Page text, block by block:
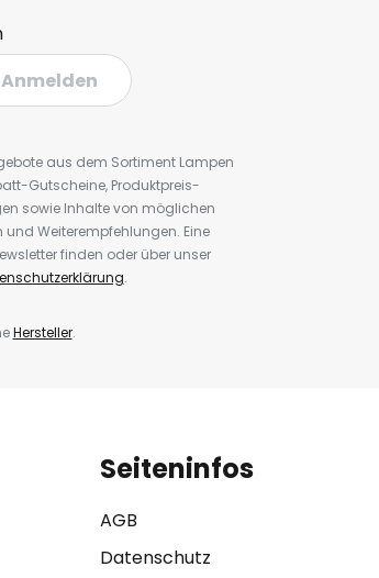
Anmelden
aus dem Sortiment Lampen
Gutscheine, Produktpreis-
sowie Inhalte von möglichen
Weiterempfehlungen. Eine
finden oder über unser
.
Hersteller.
Seiteninfos
AGB
Datenschutz